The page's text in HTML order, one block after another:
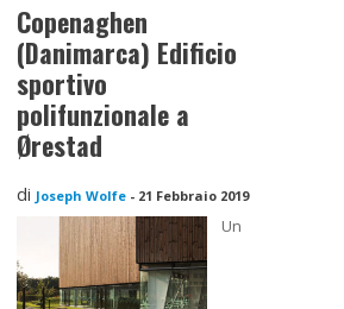
Copenaghen
(Danimarca) Edificio
sportivo
polifunzionale a
Ørestad
di Joseph Wolfe - 21 Febbraio 2019
Un